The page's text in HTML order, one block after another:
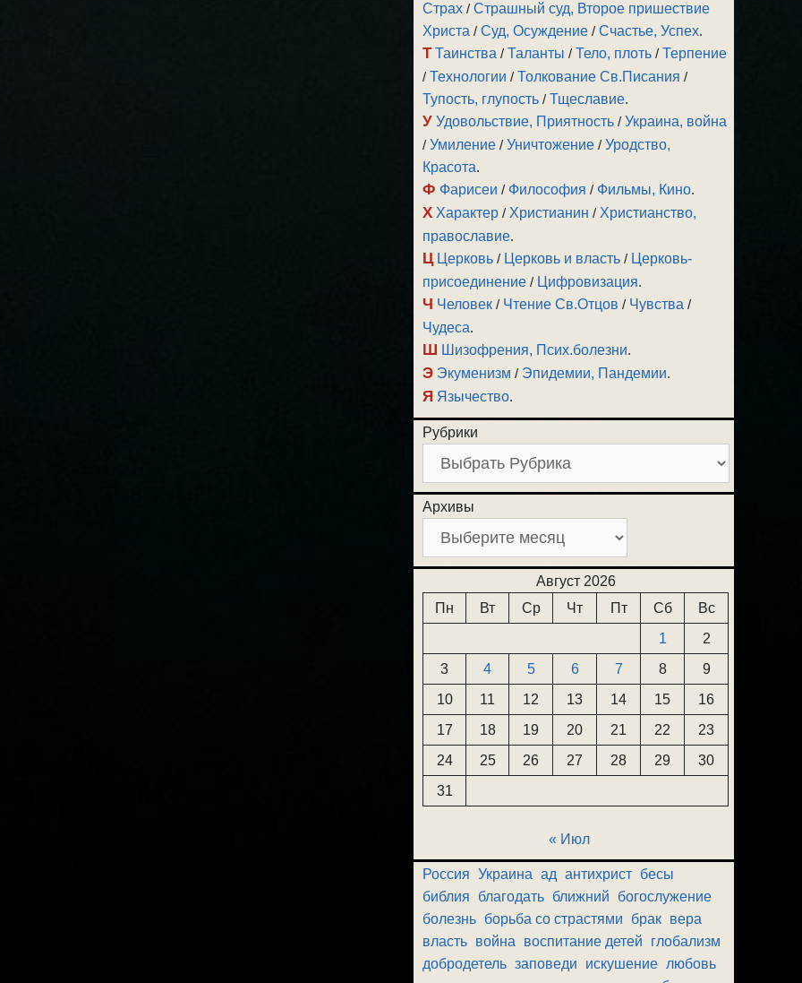
Страх /Страшный суд, Второе пришествие
Христа /Суд, Осуждение /Счастье, Успех.
Т Таинства /Таланты /Тело, плоть /Терпение
/Технологии /Толкование Св.Писания /
Тупость, глупость /Тщеславие.
У Удовольствие, Приятность /Украина, война
/Умиление /Уничтожение /Уродство,
Красота.
Ф Фарисеи / Философия / Фильмы, Кино.
Х Характер / Христианин / Христианство,
православие.
Ц Церковь / Церковь и власть / Церковь-
присоединение / Цифровизация.
Ч Человек / Чтение Св.Отцов / Чувства /
Чудеса.
Ш Шизофрения, Псих.болезни.
Э Экуменизм / Эпидемии, Пандемии.
Я Язычество.
Рубрики
Архивы
Август 2026
Пн
Вт Ср Чт Пт Сб
Вс
1
2
3
4 5 6 7 8
9
10
11 12 13 14 15
16
17
18 19 20 21 22
23
24
25 26 27 28 29
30
31
« Июл
Россия Украина ад антихрист бесы
библия
благодать ближний
богослужение
болезнь борьба со страстями брак вера
власть война воспитание детей
глобализм
добродетель заповеди искушение любовь